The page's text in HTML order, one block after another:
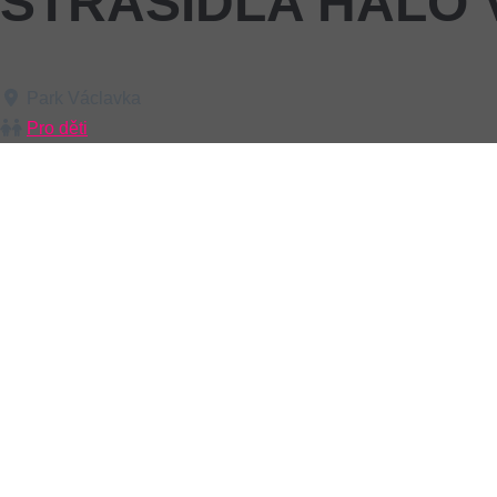
Pro děti